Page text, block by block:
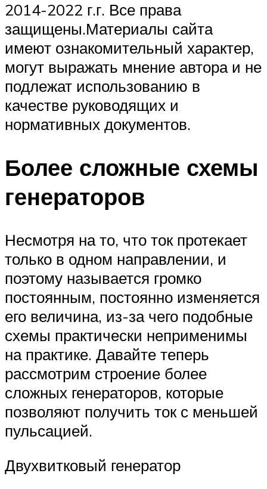
2014-2022 г.г. Все права
защищены.Материалы сайта
имеют ознакомительный характер,
могут выражать мнение автора и не
подлежат использованию в
качестве руководящих и
нормативных документов.
Более сложные схемы
генераторов
Несмотря на то, что ток протекает
только в одном направлении, и
поэтому называется громко
постоянным, постоянно изменяется
его величина, из-за чего подобные
схемы практически неприменимы
на практике. Давайте теперь
рассмотрим строение более
сложных генераторов, которые
позволяют получить ток с меньшей
пульсацией.
Двухвитковый генератор